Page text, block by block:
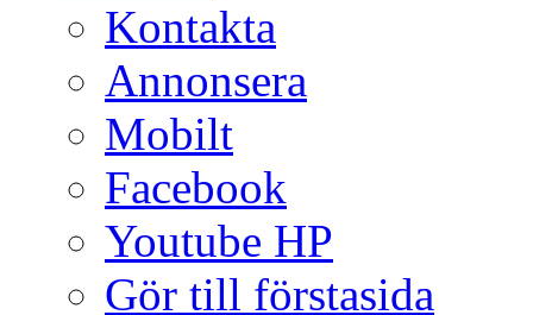
Kontakta
Annonsera
Mobilt
Facebook
Youtube HP
Gör till förstasida